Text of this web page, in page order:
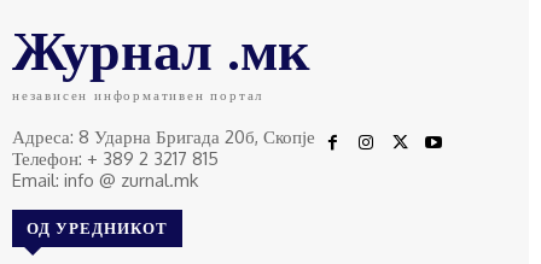
Журнал .мк
независен информативен портал
Адреса: 8 Ударна Бригада 20б, Скопје
Телефон: + 389 2 3217 815
Email: info @ zurnal.mk
ОД УРЕДНИКОТ